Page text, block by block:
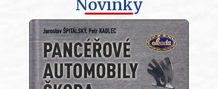
Novinky